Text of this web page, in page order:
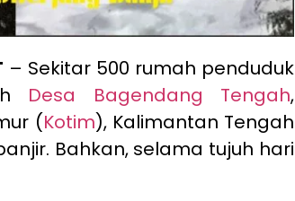
– Sekitar 500 rumah penduduk
Desa Bagendang Tengah,
(Kotim), Kalimantan Tengah
Bahkan, selama tujuh hari